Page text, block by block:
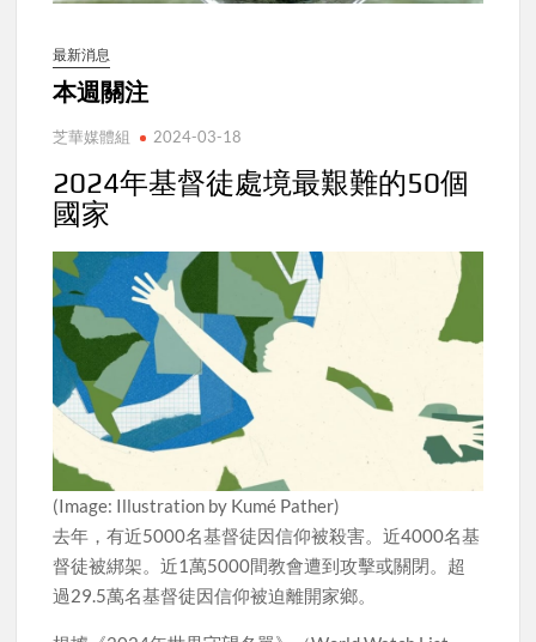
最新消息
本週關注
芝華媒體組 2024-03-18
2024年基督徒處境最艱難的50個
國家
(Image: Illustration by Kumé Pather)
去年，有近5000名基督徒因信仰被殺害。近4000名基
督徒被綁架。近1萬5000間教會遭到攻擊或關閉。超
過29.5萬名基督徒因信仰被迫離開家鄉。